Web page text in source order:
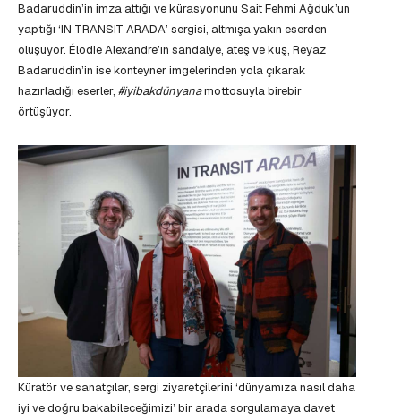
Badaruddin’in imza attığı ve kürasyonunu Sait Fehmi Ağduk’un
yaptığı ‘IN TRANSIT ARADA’ sergisi, altmışa yakın eserden
oluşuyor. Élodie Alexandre’ın sandalye, ateş ve kuş, Reyaz
Badaruddin’in ise konteyner imgelerinden yola çıkarak
hazırladığı eserler, #iyibakdünyanamottosuyla birebir
örtüşüyor.
Küratör ve sanatçılar, sergi ziyaretçilerini ‘dünyamıza nasıl daha
iyi ve doğru bakabileceğimizi’ bir arada sorgulamaya davet